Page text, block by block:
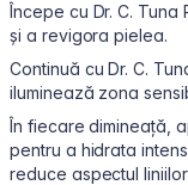
Începe cu Dr. C.
și a revigora pielea.
Continuă cu Dr. C.
iluminează zona
În fiecare dimineață,
pentru a hidrata
reduce aspectul